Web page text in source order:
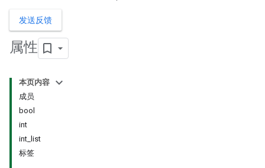
发送反馈
属性
本页内容
成员
bool
int
int_list
标签